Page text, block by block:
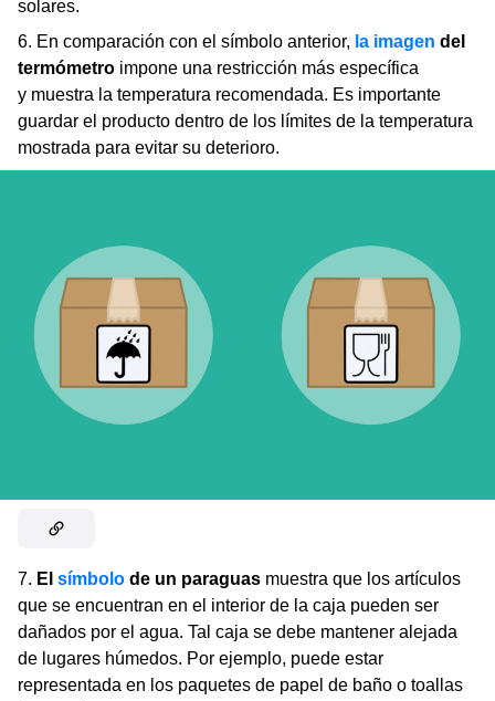
solares.
6. En comparación con el símbolo anterior, la imagen del
termómetro impone una restricción más específica
y muestra la temperatura recomendada. Es importante
guardar el producto dentro de los límites de la temperatura
mostrada para evitar su deterioro.
7. El símbolo de un paraguas muestra que los artículos
que se encuentran en el interior de la caja pueden ser
dañados por el agua. Tal caja se debe mantener alejada
de lugares húmedos. Por ejemplo, puede estar
representada en los paquetes de papel de baño o toallas